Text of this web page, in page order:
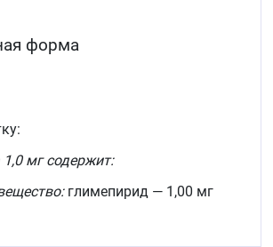
форма
мг содержит:
глимепирид — 1,00 мг
вещества: